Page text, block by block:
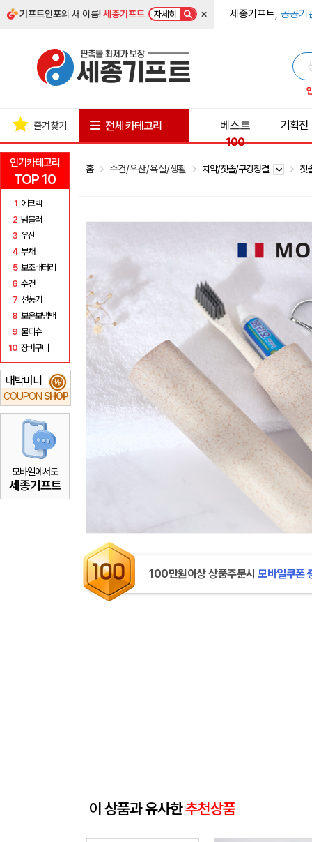
기프트인포의 새 이름!세종기프트 자세히 × 세종기프트, 공공기
인기카테고리
TOP 10
1 에코백
2 텀블러
3 우산
4 부채
5 보조배터리
6 수건
7 선풍기
8 보온보냉백
9 물티슈
10 장바구니
대박머니
COUPON SHOP
₩
모바일에서도
세종기프트
즐겨찾기 전체 카테고리
베스트
100
기획전
홈 수건/우산/욕실/생활 치약/칫솔/구강청결 칫
100만원이상 상품주문시 모바일쿠폰
이 상품과 유사한추천상품